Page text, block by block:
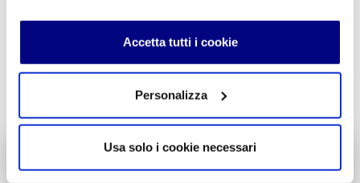
Accetta tutti i cookie
Personalizza
Usa solo i cookie necessari
INVIA COMMENTO
Liceo delle Scienze Umane
Economico Sociale